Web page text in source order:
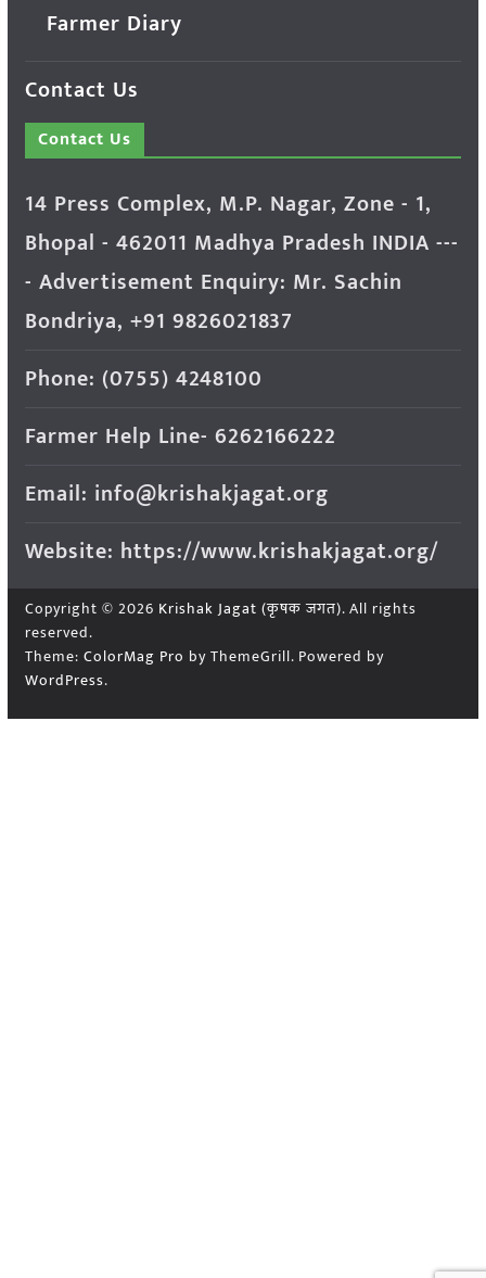
Farmer Diary
Contact Us
Contact Us
14 Press Complex, M.P. Nagar, Zone - 1,
Bhopal - 462011 Madhya Pradesh INDIA ---
- Advertisement Enquiry: Mr. Sachin
Bondriya, +91 9826021837
Phone: (0755) 4248100
Farmer Help Line- 6262166222
Email: info@krishakjagat.org
Website: https://www.krishakjagat.org/
Copyright © 2026 Krishak Jagat (कृषक जगत). All rights
reserved.
Theme: ColorMag Pro by ThemeGrill. Powered by
WordPress.